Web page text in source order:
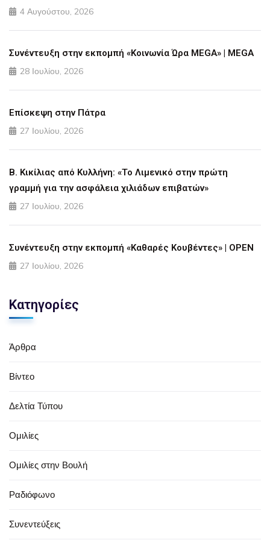
4 Αυγούστου, 2026
Συνέντευξη στην εκπομπή «Κοινωνία Ώρα MEGA» | MEGA
28 Ιουλίου, 2026
Επίσκεψη στην Πάτρα
27 Ιουλίου, 2026
Β. Κικίλιας από Κυλλήνη: «Το Λιμενικό στην πρώτη
γραμμή για την ασφάλεια χιλιάδων επιβατών»
27 Ιουλίου, 2026
Συνέντευξη στην εκπομπή «Καθαρές Κουβέντες» | OPEN
27 Ιουλίου, 2026
Κατηγορίες
Άρθρα
Βίντεο
Δελτία Τύπου
Ομιλίες
Ομιλίες στην Βουλή
Ραδιόφωνο
Συνεντεύξεις